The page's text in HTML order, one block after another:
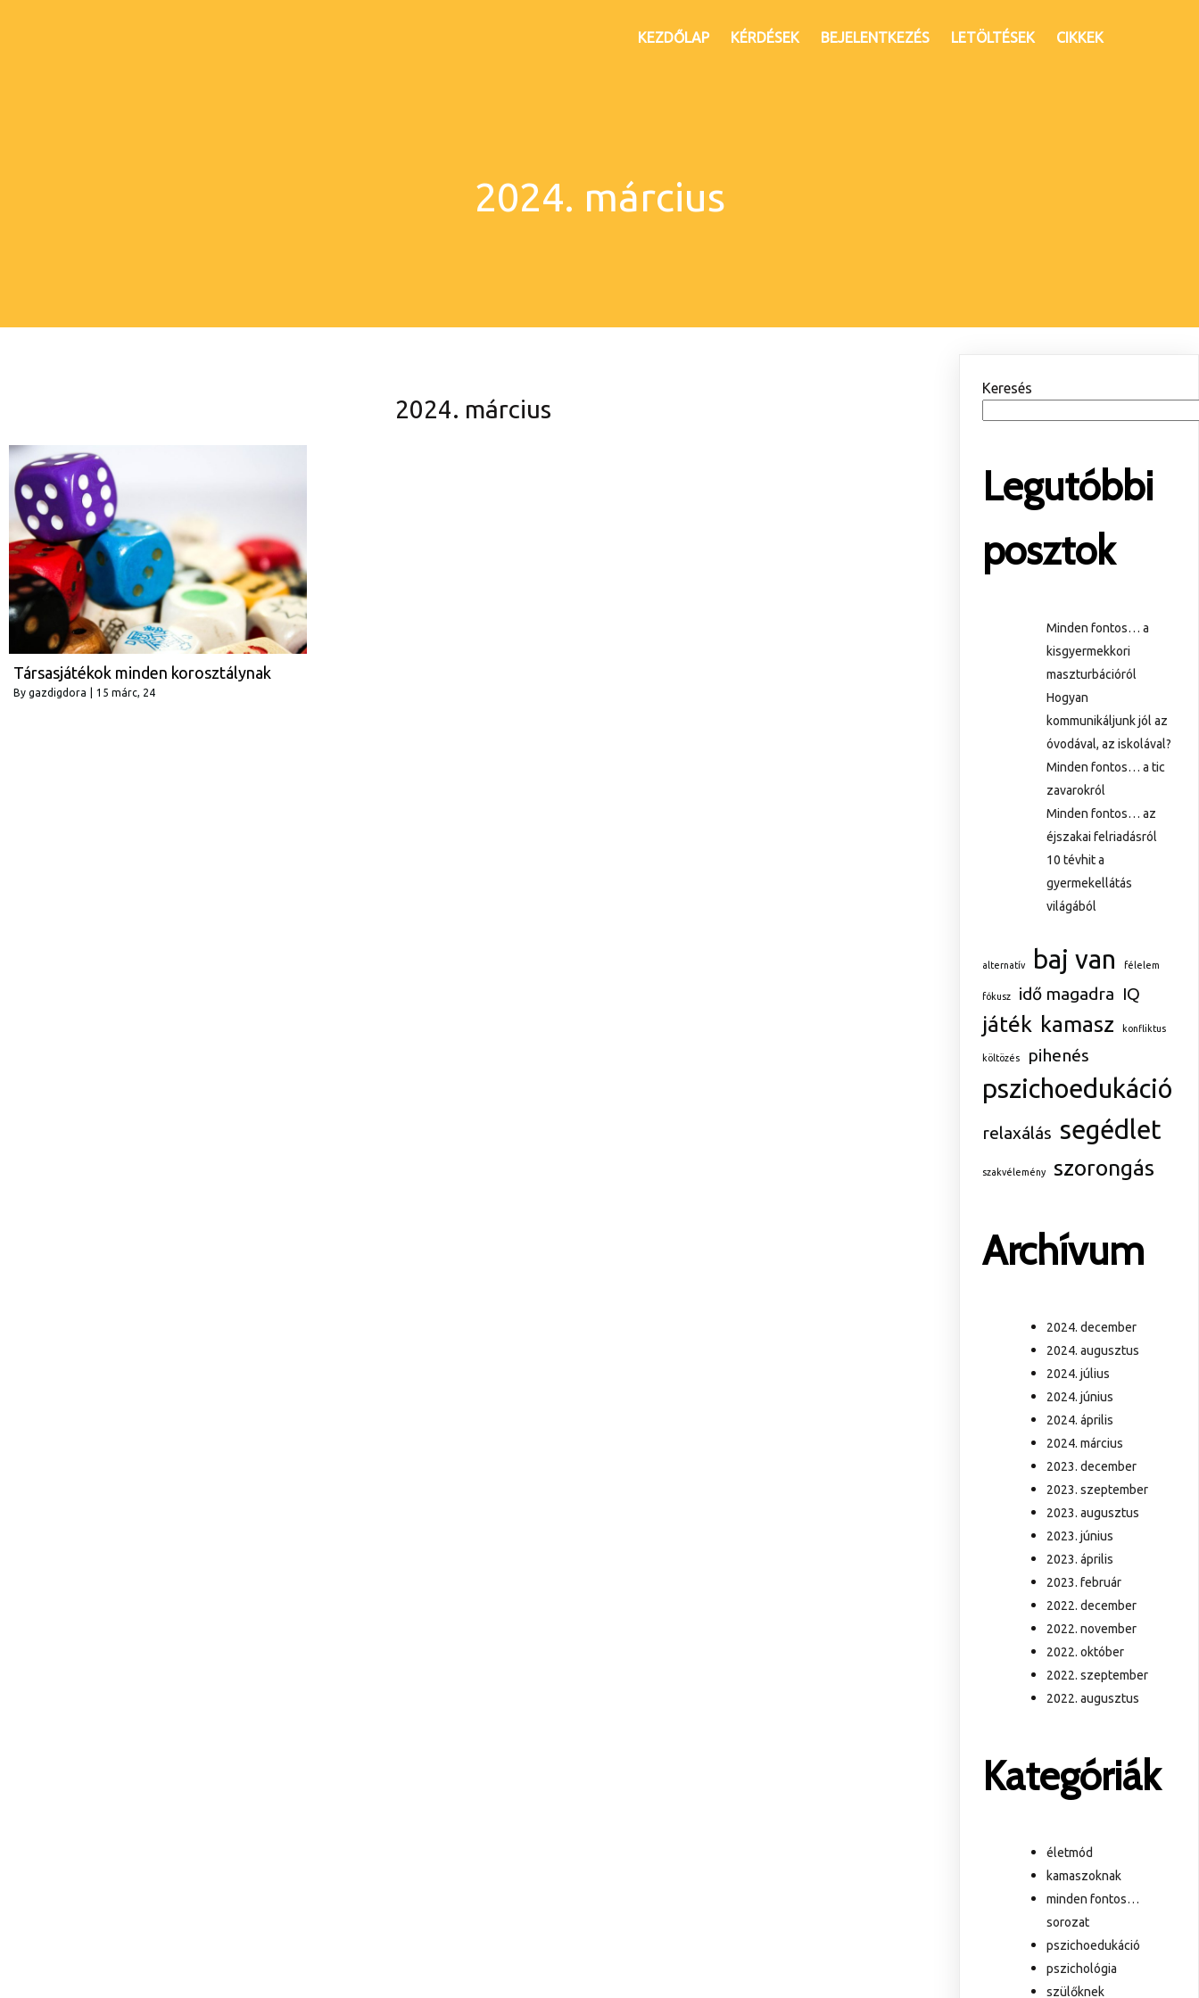
KEZDŐLAP KÉRDÉSEK BEJELENTKEZÉS LETÖLTÉSEK CIKKEK
2024. március
2024. március
Társasjátékok minden korosztálynak
By gazdigdora 15 márc, 24
Keresés
Legutóbbi
posztok
Minden fontos… a
kisgyermekkori
maszturbációról
Hogyan
kommunikáljunk jól az
óvodával, az iskolával?
Minden fontos… a tic
zavarokról
Minden fontos… az
éjszakai felriadásról
10 tévhit a
gyermekellátás
világából
alternatív baj van félelem
fókusz idő magadra IQ
játék kamasz konfliktus
költözés pihenés
pszichoedukáció
relaxálás segédlet
szakvélemény szorongás
Archívum
2024. december
2024. augusztus
2024. július
2024. június
2024. április
2024. március
2023. december
2023. szeptember
2023. augusztus
2023. június
2023. április
2023. február
2022. december
2022. november
2022. október
2022. szeptember
2022. augusztus
Kategóriák
életmód
kamaszoknak
minden fontos…
sorozat
pszichoedukáció
pszichológia
szülőknek